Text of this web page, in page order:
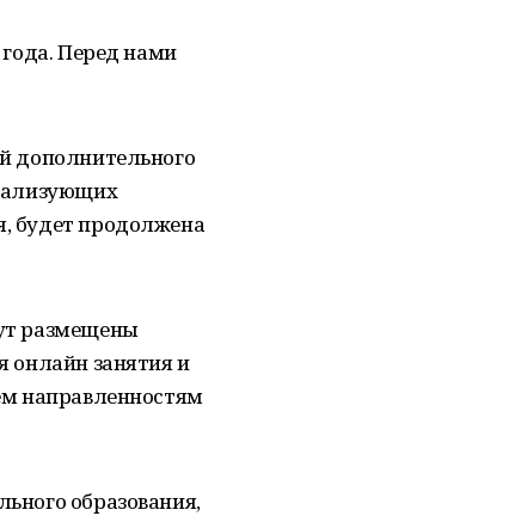
Перед нами
дополнительного
будет продолжена
размещены
онлайн занятия и
направленностям
образования,